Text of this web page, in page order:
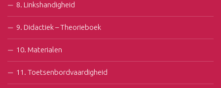
8. Linkshandigheid
9. Didactiek – Theorieboek
10. Materialen
11. Toetsenbordvaardigheid